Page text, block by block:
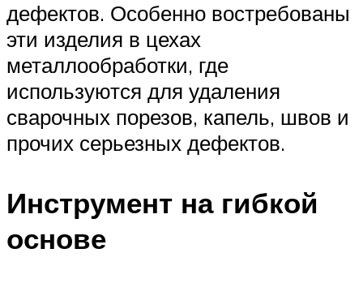
дефектов. Особенно востребованы
эти изделия в цехах
металлообработки, где
используются для удаления
сварочных порезов, капель, швов и
прочих серьезных дефектов.
Инструмент на гибкой
основе